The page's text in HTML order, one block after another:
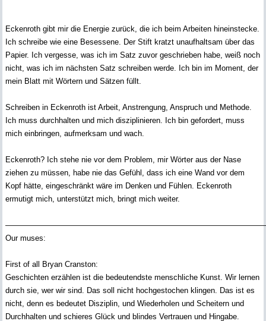
Eckenroth gibt mir die Energie zurück, die ich beim Arbeiten hineinstecke.
Ich schreibe wie eine Besessene. Der Stift kratzt unaufhaltsam über das
Papier. Ich vergesse, was ich im Satz zuvor geschrieben habe, weiß noch
nicht, was ich im nächsten Satz schreiben werde. Ich bin im Moment, der
mein Blatt mit Wörtern und Sätzen füllt.
Schreiben in Eckenroth ist Arbeit, Anstrengung, Anspruch und Methode.
Ich muss durchhalten und mich disziplinieren. Ich bin gefordert, muss
mich einbringen, aufmerksam und wach.
Eckenroth? Ich stehe nie vor dem Problem, mir Wörter aus der Nase
ziehen zu müssen, habe nie das Gefühl, dass ich eine Wand vor dem
Kopf hätte, eingeschränkt wäre im Denken und Fühlen. Eckenroth
ermutigt mich, unterstützt mich, bringt mich weiter.
Our muses:
First of all Bryan Cranston:
Geschichten erzählen ist die bedeutendste menschliche Kunst. Wir lernen
durch sie, wer wir sind. Das soll nicht hochgestochen klingen. Das ist es
nicht, denn es bedeutet Disziplin, und Wiederholen und Scheitern und
Durchhalten und schieres Glück und blindes Vertrauen und Hingabe.